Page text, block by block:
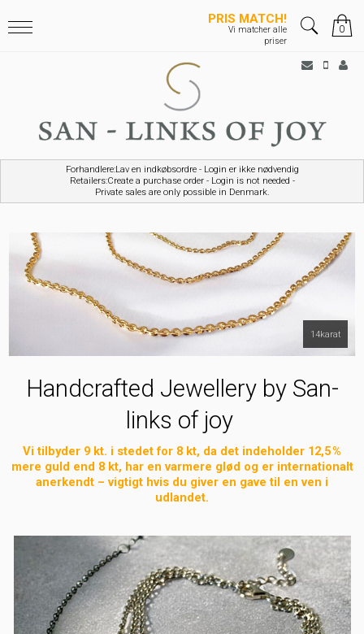
Forhandlere:Lav en indkøbsordre - Login er ikke nødvendig
Retailers:Create a purchase order - Login is not needed -
Private sales are only possible in Denmark.
0
PRIS MATCH!
Vi matcher alle
priser
14karat
Handcrafted Jewellery by San-
links of joy
Vi tilbyder 9 kt. i stedet for 8 kt, da det indeholder 12,5 %
mere guld end 8 kt, har en varmere glød og er internationalt
anerkendt – vigtigt hvis du giver en gave til en ven i
udlandet.